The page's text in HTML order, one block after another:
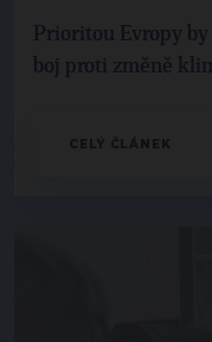
Prioritou Evropy
boj proti změně
CELÝ ČLÁNEK